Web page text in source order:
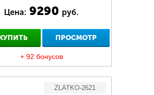
Цена: 9290 руб.
ПРОСМОТР
+ 92 бонусов
ZLATKO-2621